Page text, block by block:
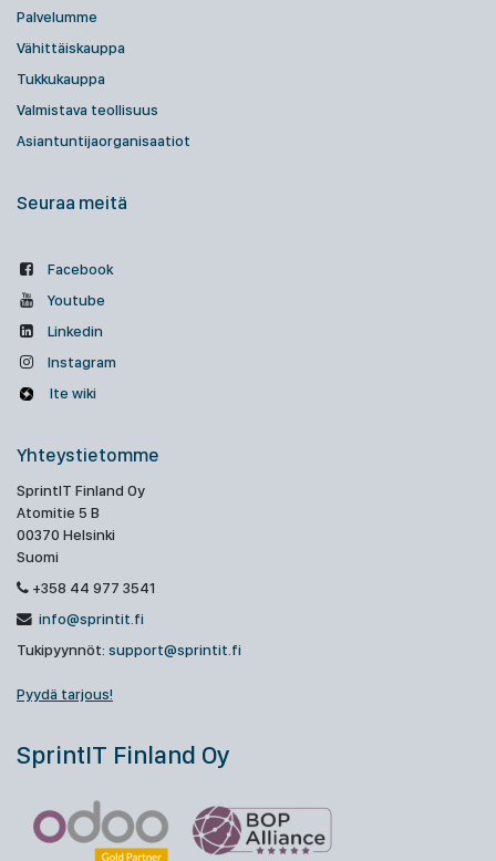
Palvelumme
Vähittäiskauppa
Tukkukauppa
Valmistava teollisuus
Asiantuntijaorganisaatiot
Seuraa meitä
Facebook
Youtube
Linkedin
Instagram
Ite wiki
Yhteystietomme
SprintIT Finland Oy
Atomitie 5 B
00370 Helsinki
Suomi
+358 44 977 3541
info@sprintit.fi
Tukipyynnöt: support@sprintit.fi
Pyydä tarjous!
SprintIT Finland Oy